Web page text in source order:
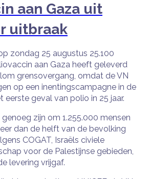
aan Gaza uit
uitbraak
zondag 25 augustus 25.100
aan Gaza heeft geleverd
grensovergang, omdat de VN
op een inentingscampagne in de
eerste geval van polio in 25 jaar.
zijn om 1.255.000 mensen
dan de helft van de bevolking
COGAT, Israëls civiele
voor de Palestijnse gebieden,
levering vrijgaf.